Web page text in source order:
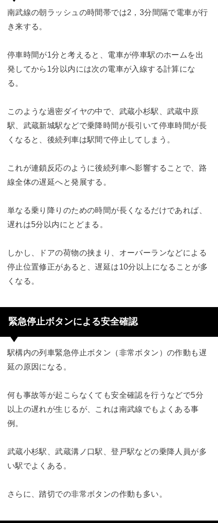
南武線の朝ラッシュの時間帯では2，3分間隔で電車が行
き来する。
停車時間が1分と考えると、電車が停車駅のホームを出
発してから1分以内には次の電車が入線する計算にな
る。
このような過密ダイヤの中で、武蔵小杉駅、武蔵中原
駅、武蔵新城駅などで乗降時間が長引いて停車時間が長
くなると、後続列車は駅間で停止してしまう。
これが連鎖反応のように後続列車へ影響することで、路
線全体の遅延へと発展する。
単なる乗り降りのための時間が長くなるだけであれば、
遅れは5分以内にとどまる。
しかし、ドアの荷物の挟まり、オーバーランなどによる
停止位置修正があると、遅延は10分以上になることが多
くなる。
緊急停止ボタンによる安全確認
駅構内の列車緊急停止ボタン（非常ボタン）の作動も遅
延の原因になる。
何も事故等が起こらなくても安全確認を行うなどで5分
以上の遅れが生じるが、これは南武線でもよくある事
例。
武蔵小杉駅、武蔵溝ノ口駅、登戸駅などの乗降人員が多
い駅でよくある。
さらに、踏切での非常ボタンの作動も多い。